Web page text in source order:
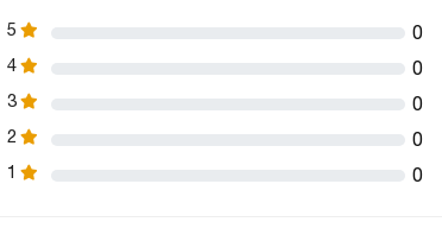
5 0
4 0
3 0
2 0
1 0